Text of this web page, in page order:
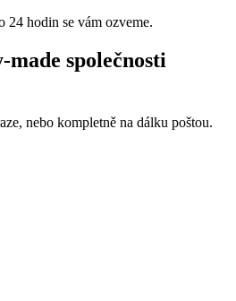
24 hodin se vám ozveme.
společnosti
nebo kompletně na dálku poštou.